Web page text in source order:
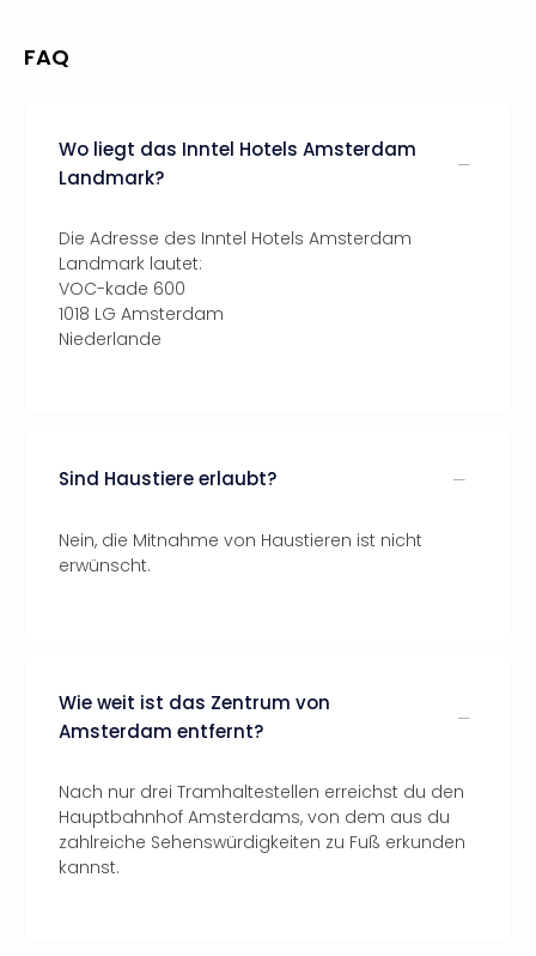
FAQ
Wo liegt das Inntel Hotels Amsterdam
Landmark?
Die Adresse des Inntel Hotels Amsterdam
Landmark lautet:
VOC-kade 600
1018 LG Amsterdam
Niederlande
Sind Haustiere erlaubt?
Nein, die Mitnahme von Haustieren ist nicht
erwünscht.
Wie weit ist das Zentrum von
Amsterdam entfernt?
Nach nur drei Tramhaltestellen erreichst du den
Hauptbahnhof Amsterdams, von dem aus du
zahlreiche Sehenswürdigkeiten zu Fuß erkunden
kannst.